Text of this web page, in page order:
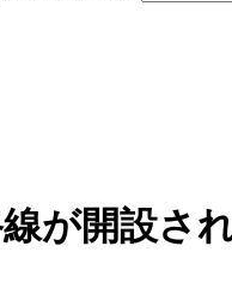
が開設さ